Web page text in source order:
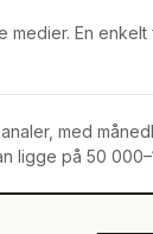
En
med
ligge på 50